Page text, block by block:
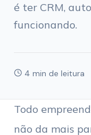
é ter CRM,
funcionando.
4 min de leitura
Todo
não da mais